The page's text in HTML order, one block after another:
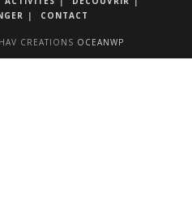
CONTACT
CREATIONS OCEANWP